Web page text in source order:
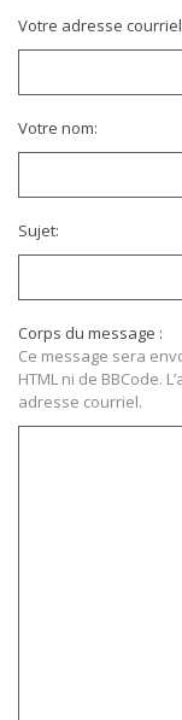
Votre adresse
Votre nom:
Sujet:
Corps du message :
Ce message sera
HTML ni de BBCode.
adresse courriel.